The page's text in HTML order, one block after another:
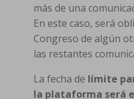
más de una
En este caso, será
Congreso de algún
las restantes
La fecha de límite
la plataforma será